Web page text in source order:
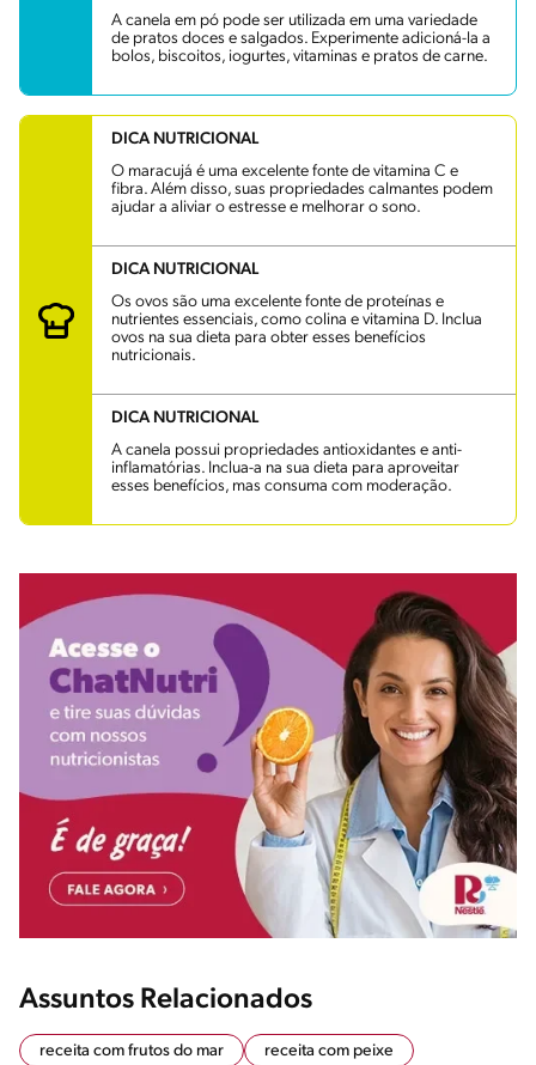
A canela em pó pode ser utilizada em uma variedade
de pratos doces e salgados. Experimente adicioná-la a
bolos, biscoitos, iogurtes, vitaminas e pratos de carne.
DICA NUTRICIONAL
O maracujá é uma excelente fonte de vitamina C e
fibra. Além disso, suas propriedades calmantes podem
ajudar a aliviar o estresse e melhorar o sono.
DICA NUTRICIONAL
Os ovos são uma excelente fonte de proteínas e
nutrientes essenciais, como colina e vitamina D. Inclua
ovos na sua dieta para obter esses benefícios
nutricionais.
DICA NUTRICIONAL
A canela possui propriedades antioxidantes e anti-
inflamatórias. Inclua-a na sua dieta para aproveitar
esses benefícios, mas consuma com moderação.
Assuntos Relacionados
receita com frutos do mar
receita com peixe